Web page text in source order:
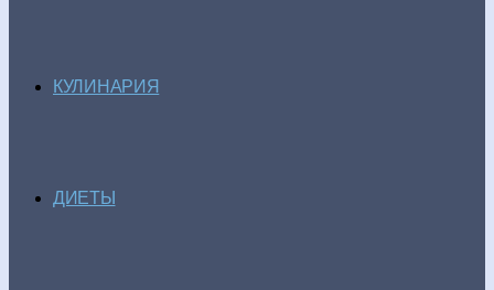
КУЛИНАРИЯ
ДИЕТЫ